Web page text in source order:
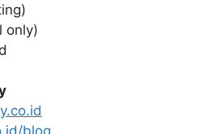
only)